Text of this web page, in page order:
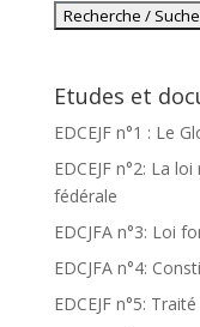
Etudes et
EDCEJF n°1 : Le
EDCEJF n°2: La
fédérale
EDCJFA n°3: Loi
EDCJFA n°4:
EDCEJF n°5: